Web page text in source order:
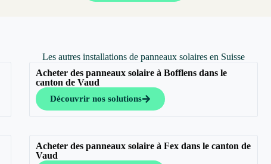
Les autres installations de panneaux solaires en Suisse
Acheter des panneaux solaire à Bofflens dans le
canton de Vaud
Découvrir nos solutions
Acheter des panneaux solaire à Fex dans le canton de
Vaud